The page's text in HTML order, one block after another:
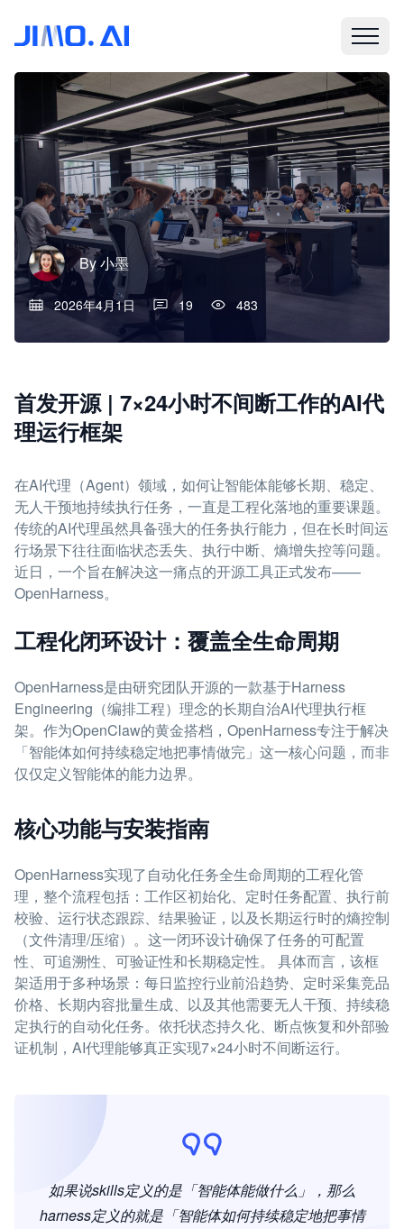
By小墨
2026年4月1日 19 483
首发开源 | 7×24小时不间断工作的AI代
理运行框架
在AI代理（Agent）领域，如何让智能体能够长期、稳定、
无人干预地持续执行任务，一直是工程化落地的重要课题。
传统的AI代理虽然具备强大的任务执行能力，但在长时间运
行场景下往往面临状态丢失、执行中断、熵增失控等问题。
近日，一个旨在解决这一痛点的开源工具正式发布——
OpenHarness。
工程化闭环设计：覆盖全生命周期
OpenHarness是由研究团队开源的一款基于Harness
Engineering（编排工程）理念的长期自治AI代理执行框
架。作为OpenClaw的黄金搭档，OpenHarness专注于解决
「智能体如何持续稳定地把事情做完」这一核心问题，而非
仅仅定义智能体的能力边界。
核心功能与安装指南
OpenHarness实现了自动化任务全生命周期的工程化管
理，整个流程包括：工作区初始化、定时任务配置、执行前
校验、运行状态跟踪、结果验证，以及长期运行时的熵控制
（文件清理/压缩）。这一闭环设计确保了任务的可配置
性、可追溯性、可验证性和长期稳定性。 具体而言，该框
架适用于多种场景：每日监控行业前沿趋势、定时采集竞品
价格、长期内容批量生成、以及其他需要无人干预、持续稳
定执行的自动化任务。依托状态持久化、断点恢复和外部验
证机制，AI代理能够真正实现7×24小时不间断运行。
如果说skills定义的是「智能体能做什么」，那么
harness定义的就是「智能体如何持续稳定地把事情